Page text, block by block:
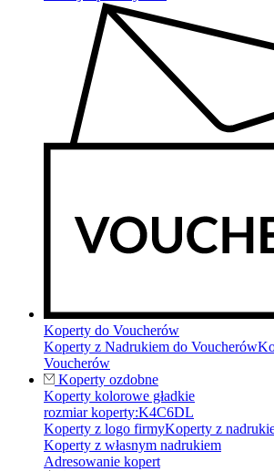
Koperty do Voucherów
Koperty z Nadrukiem do Voucherów
Voucherów
Koperty ozdobne
Koperty kolorowe gładkie
rozmiar koperty:K4C6DL
Koperty z logo firmyKoperty z
Koperty z własnym nadrukiem
Adresowanie kopert